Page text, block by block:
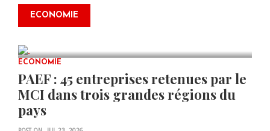
ECONOMIE
0 COMMENTS
2ᵉ édition de ses Journées
scientifiques
ECONOMIE
PAEF : 45 entreprises retenues par le
MCI dans trois grandes régions du
pays